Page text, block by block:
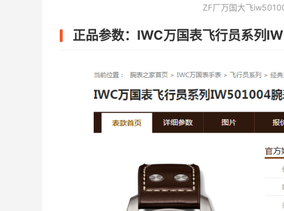
ZF厂万国大飞
正品参数：IWC万国表飞行员系列